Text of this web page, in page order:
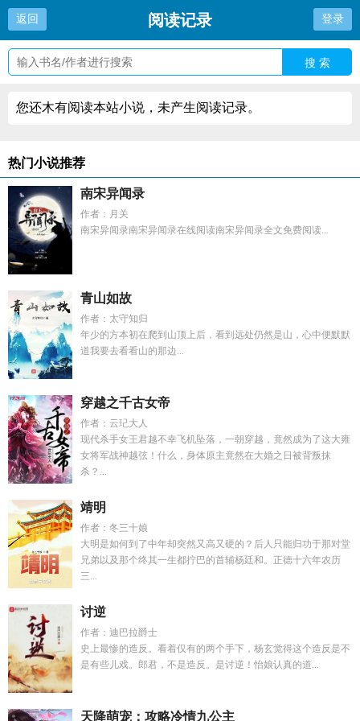
返回 阅读记录 登录
搜 索
您还木有阅读本站小说，未产生阅读记录。
热门小说推荐
南宋异闻录
作者：月关
南宋异闻录南宋异闻录在线阅读南宋异闻录全文免费阅读...
青山如故
作者：太守知归
年少的方本初在爬到山顶上后，看到远处仍然是山，心中便默默
道我要去看看山的那边...
穿越之千古女帝
作者：云玘大人
现代杀手女王君越不幸飞机坠落，一朝穿越，竟然成为了这大雍
女将军战神越弦！什么，身体原主竟然在大婚之日被背叛抹
杀？...
靖明
作者：冬三十娘
大明是如何到了中年却突然又高又硬的？后人只能归功于那对堂
兄弟以及那个终其一生都拧巴的首辅杨廷和。正德十六年农历
三...
讨逆
作者：迪巴拉爵士
史上最惨的造反。看着仅有的两个手下，杨玄觉得这个造反是不
是有些儿戏。郎君，不是造反。是讨逆！怡娘认真的道...
天降萌宠：攻略冷情九公主